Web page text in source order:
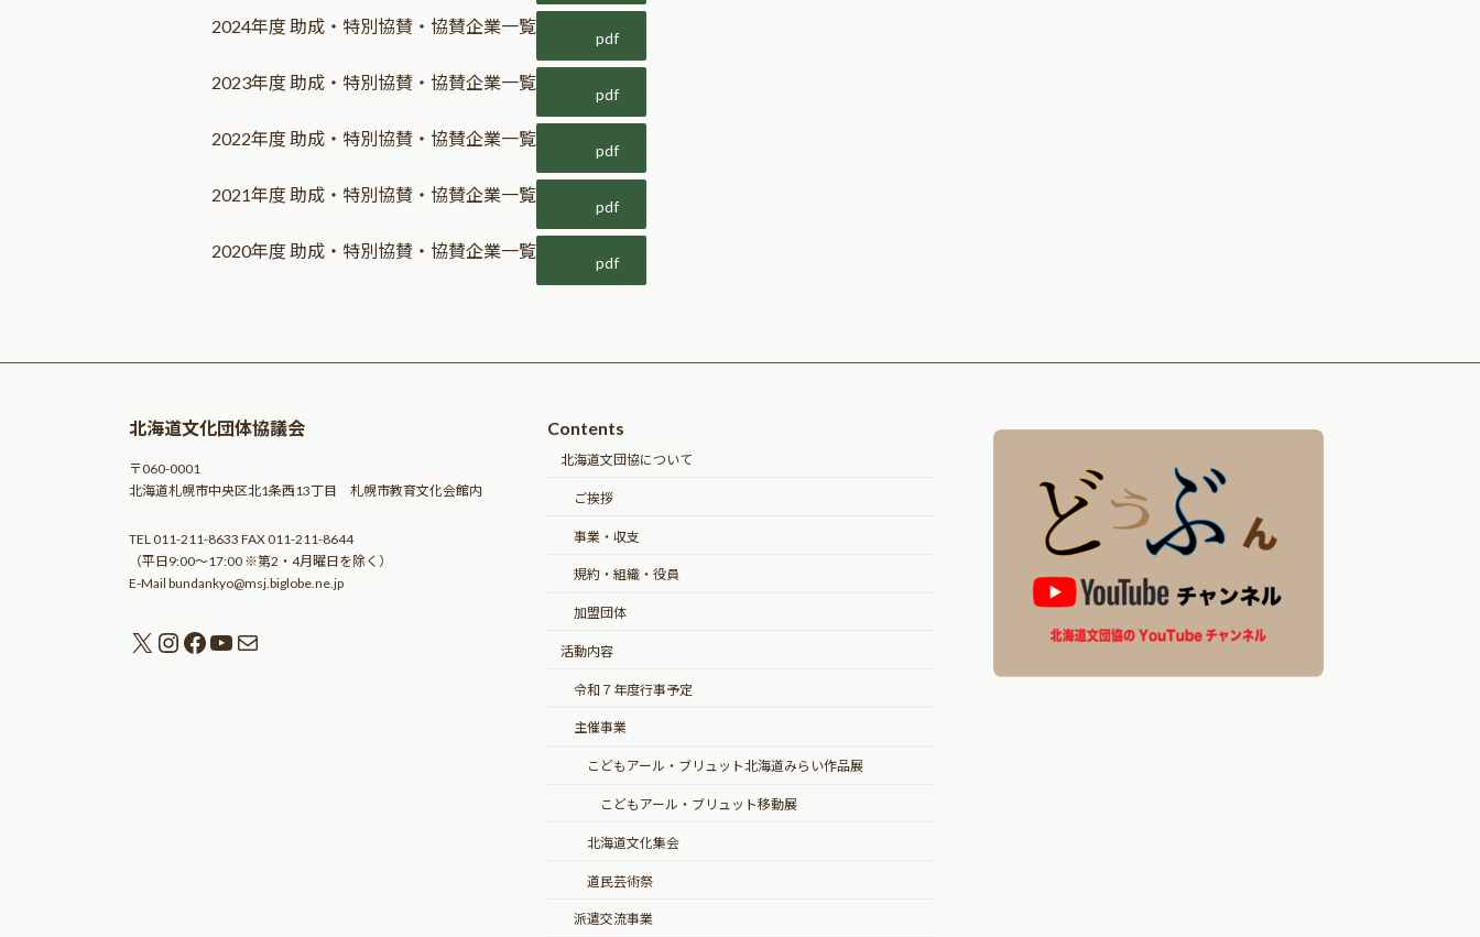
2024年度 助成・特別協賛・協賛企業一覧
pdf
2023年度 助成・特別協賛・協賛企業一覧
pdf
2022年度 助成・特別協賛・協賛企業一覧
pdf
2021年度 助成・特別協賛・協賛企業一覧
pdf
2020年度 助成・特別協賛・協賛企業一覧
pdf
北海道文化団体協議会
〒060-0001
北海道札幌市中央区北1条西13丁目 札幌市教育文化会館内
TEL 011-211-8633 FAX 011-211-8644
（平日9:00〜17:00 ※第2・4月曜日を除く）
E-Mail bundankyo@msj.biglobe.ne.jp
X Instagram
Facebook
YouTube
メール
Contents
北海道文団協について
ご挨拶
事業・収支
規約・組織・役員
加盟団体
活動内容
令和７年度行事予定
主催事業
こどもアール・ブリュット北海道みらい作品展
こどもアール・ブリュット移動展
北海道文化集会
道民芸術祭
派遣交流事業